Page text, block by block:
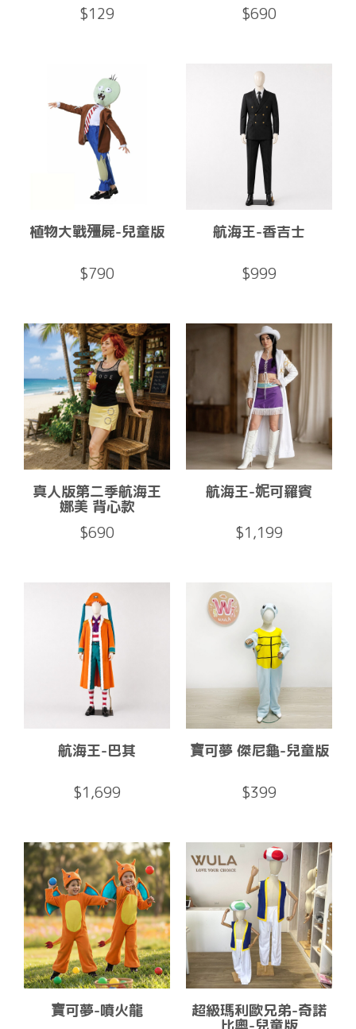
$129
$690
植物大戰殭屍-兒童版
$790
航海王-香吉士
$999
真人版第二季航海王
娜美 背心款
$690
航海王-妮可羅賓
$1,199
航海王-巴其
$1,699
寶可夢 傑尼龜-兒童版
$399
寶可夢-噴火龍 超級瑪利歐兄弟-奇諾